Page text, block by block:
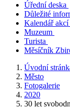
Úřední deska
Důležité
Kalendář akcí
Muzeum
Turista
Měsíčník
Úvodní
Město
Fotogalerie
2020
30 let